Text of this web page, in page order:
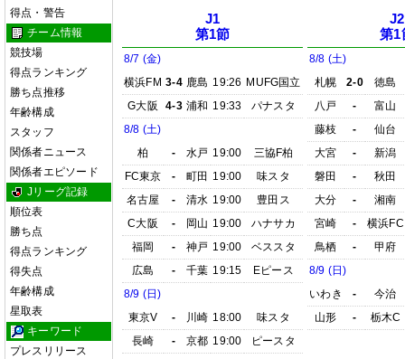
得点・警告
チーム情報
競技場
得点ランキング
勝ち点推移
年齢構成
スタッフ
関係者ニュース
関係者エピソード
Jリーグ記録
順位表
勝ち点
得点ランキング
得失点
年齢構成
星取表
キーワード
プレスリリース
J1
第1節
8/7 (金)
横浜FM 3-4 鹿島 19:26 MUFG国立
G大阪
4-3 浦和 19:33
パナスタ
8/8 (土)
柏
- 水戸 19:00
三協F柏
FC東京
- 町田 19:00
味スタ
名古屋
- 清水 19:00
豊田ス
C大阪
- 岡山 19:00
ハナサカ
福岡
- 神戸 19:00
ベススタ
広島
- 千葉 19:15
Eピース
8/9 (日)
東京V
- 川崎 18:00
味スタ
長崎
- 京都 19:00 ピースタ
J2
第1
8/8 (土)
札幌
2-0
徳島
八戸
-
富山
藤枝
-
仙台
大宮
-
新潟
磐田
-
秋田
大分
-
湘南
宮崎
-
横浜FC
鳥栖
-
甲府
8/9 (日)
いわき
-
今治
山形
- 栃木C